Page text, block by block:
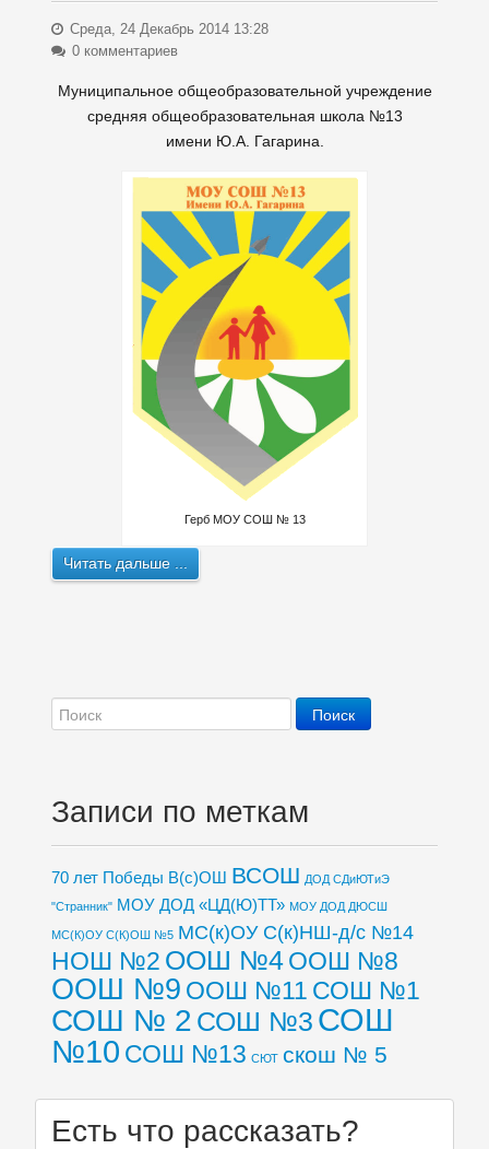
Среда, 24 Декабрь 2014 13:28
0 комментариев
Муниципальное общеобразовательной учреждение
средняя общеобразовательная школа №13
имени Ю.А. Гагарина.
Герб МОУ СОШ № 13
Читать дальше ...
Записи по меткам
70 лет Победы В(с)ОШ ВСОШ ДОД СДиЮТиЭ
"Странник" МОУ ДОД «ЦД(Ю)ТТ» МОУ ДОД ДЮСШ
МС(К)ОУ С(К)ОШ №5 МС(к)ОУ С(к)НШ-д/с №14
НОШ №2 ООШ №4ООШ №8
ООШ №9 ООШ №11 СОШ №1
СОШ № 2 СОШ №3 СОШ
№10 СОШ №13 СЮТ скош № 5
Есть что рассказать?